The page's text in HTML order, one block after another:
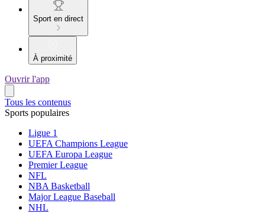
Sport en direct
À proximité
Ouvrir l'app
Tous les contenus
Sports populaires
Ligue 1
UEFA Champions League
UEFA Europa League
Premier League
NFL
NBA Basketball
Major League Baseball
NHL